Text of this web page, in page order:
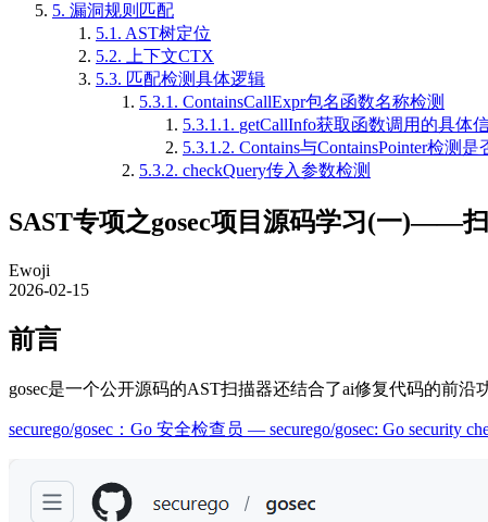
5. 漏洞规则匹配
5.1. AST树定位
5.2.
上下文CTX
5.3. 匹配检测具体逻辑
5.3.1. ContainsCallExpr包名函数名称检测
5.3.1.1. getCallInfo获取函数调用的具体
5.3.1.2. Contains与ContainsPointer检测
5.3.2. checkQuery传入参数检测
SAST专项之gosec项目源码学习(一)——
Ewoji
2026-02-15
前言
gosec是一个公开源码的AST扫描器还结合了ai修复代码的前
securego/gosec：Go 安全检查员 — securego/gosec: Go security